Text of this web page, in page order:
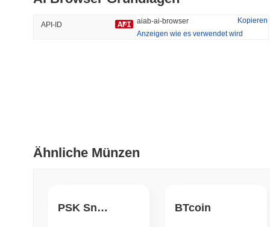
API-ID aiab-ai-browser
Kopieren
Anzeigen wie es verwendet wird
Ähnliche Münzen
PSK Snake BTcoin